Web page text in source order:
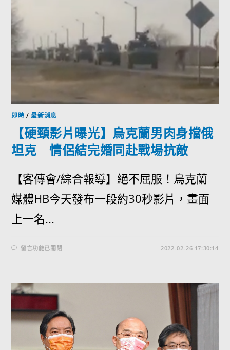
即時 /最新消息
【硬頸影片曝光】烏克蘭男肉身擋俄
坦克 情侶結完婚同赴戰場抗敵
【客傳會/綜合報導】絕不屈服！烏克蘭
媒體HB今天發布一段約30秒影片，畫面
上一名...
留言功能已關閉 2022-02-26 17:30:14